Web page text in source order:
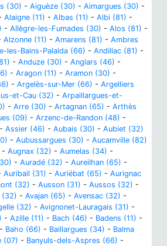
(30) - Aiguèze (30) - Aimargues (30) -
Alaigne (11) - Albas (11) - Albi (81) -
- Allègre-les-Fumades (30) - Alos (81) -
Alzonne (11) - Amarens (81) - Ambres
les-Bains-Palalda (66) - Andillac (81) -
- Anduze (30) - Anglars (46) -
- Aragon (11) - Aramon (30) -
- Argelès-sur-Mer (66) - Argelliers
et-Cau (32) - Arpaillargues-et-
- Arre (30) - Artagnan (65) - Arthès
(09) - Arzenc-de-Randon (48) -
- Assier (46) - Aubais (30) - Aubiet (32)
- Aubussargues (30) - Aucamville (82)
- Augnax (32) - Aumelas (34) -
- Auradé (32) - Aureilhan (65) -
Auribail (31) - Auriébat (65) - Aurignac
(32) - Ausson (31) - Aussos (32) -
(32) - Avajan (65) - Avensac (32) -
(32) - Avignonet-Lauragais (31) -
- Azille (11) - Bach (46) - Badens (11) -
- Baho (66) - Baillargues (34) - Balma
(07) - Banyuls-dels-Aspres (66) -